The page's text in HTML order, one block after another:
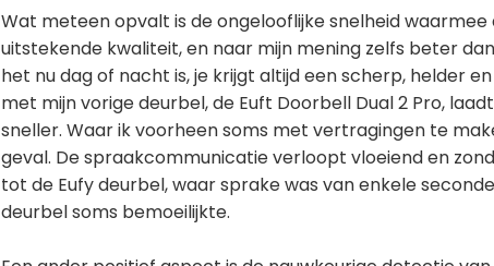
Wat meteen opvalt is de ongelooflijke snelheid
uitstekende kwaliteit, en naar mijn mening zelfs beter
het nu dag of nacht is, je krijgt altijd een scherp, helder
met mijn vorige deurbel, de Euft Doorbell Dual 2 Pro,
sneller. Waar ik voorheen soms met vertragingen te
geval. De spraakcommunicatie verloopt vloeiend en
tot de Eufy deurbel, waar sprake was van enkele
deurbel soms bemoeilijkte.